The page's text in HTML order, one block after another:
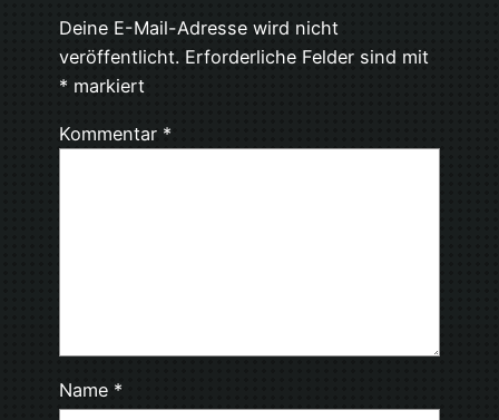
Deine E-Mail-Adresse wird nicht
veröffentlicht. Erforderliche Felder sind mit
* markiert
Kommentar *
Name *